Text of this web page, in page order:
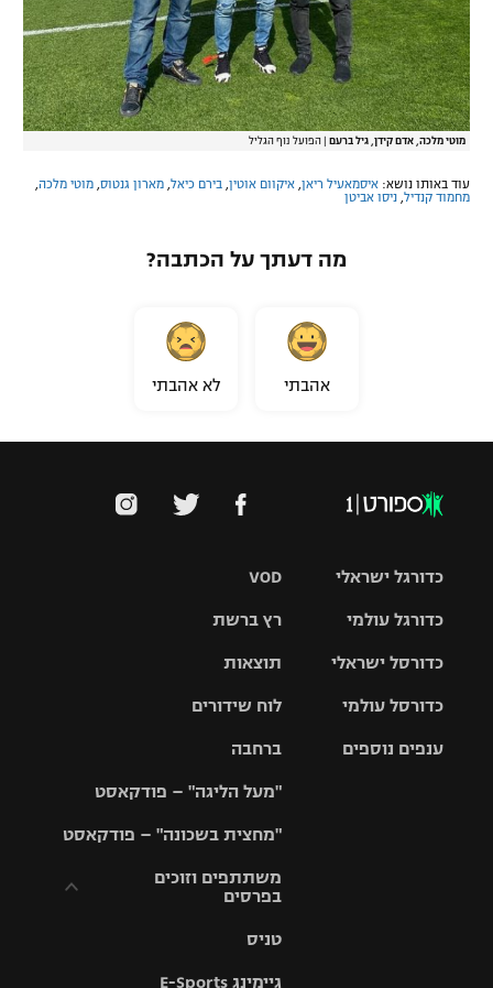
מוטי מלכה, אדם קידן, גיל ברעם הפועל נוף הגליל
עוד באותו נושא: איסמאעיל ריאן, איקוום אוטין, בירם כיאל, מארון גנטוס, מוטי מלכה,
מחמוד קנדיל, ניסו אביטן
מה דעתך על הכתבה?
אהבתי לא אהבתי
VOD
רץ ברשת
תוצאות
לוח שידורים
ברחבה
"מעל הליגה" – פודקאסט
"מחצית בשכונה" – פודקאסט
משתתפים וזוכים
בפרסים
וזוכים בפרסים
טניס
גיימינג E-Sports
כדורגל ישראלי
גביע הטוטו
כדורגל עולמי
האלופות
ליגה
כדורסל ישראלי
סל
כדורסל עולמי
ענפים נוספים